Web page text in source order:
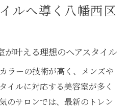
ルへ導く八幡西区
が叶える理想のヘアスタイル
ラーの技術が高く、メンズや
イルに対応する美容室が多く
のサロンでは、最新のトレン